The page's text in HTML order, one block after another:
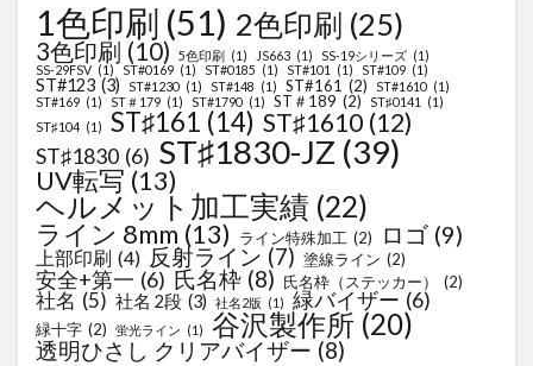
1色印刷 (51) 2色印刷 (25)
3色印刷 (10) 5色印刷 (1) JS663 (1) SS-19シリーズ (1)
SS-29FSV (1) ST#0169 (1) ST#0185 (1) ST#101 (1) ST#109 (1)
ST#123 (3) ST#1230 (1) ST#148 (1) ST#161 (2) ST#1610 (1)
ST#169 (1) ST＃179 (1) ST#1790 (1) ST＃189 (2) ST♯0141
(1)
ST♯104 (1) ST♯161 (14) ST♯1610 (12)
ST♯1830 (6) ST♯1830-JZ (39)
UV転写 (13)
ヘルメット加工実績 (22)
ライン 8mm (13) ライン特殊加工 (2) ロゴ (9)
上部印刷 (4) 反射ライン (7) 塗線ライン (2)
安全+第一 (6) 氏名枠 (8) 氏名枠（ステッカー） (2)
社名 (5) 社名 2段 (3) 社名2版 (1) 緑バイザー (6)
緑十字 (2) 蛍光ライン (1) 谷沢製作所 (20)
透明ひさし クリアバイザー (8)